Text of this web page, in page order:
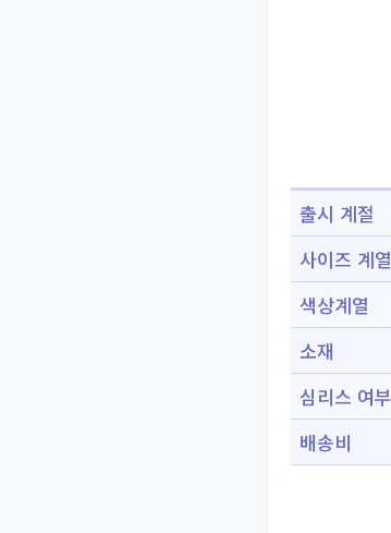
출시 계절
사이즈 계열
색상계열
소재
심리스 여부
배송비